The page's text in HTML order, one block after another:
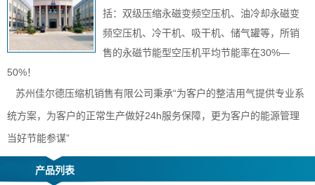
括：双级压缩永磁变频空压机、油冷却永磁变
频空压机、冷干机、吸干机、储气罐等，所销
售的永磁节能型空压机平均节能率在30%—
50%！
苏州佳尔德压缩机销售有限公司秉承“为客户的整洁用气提供专业系
统方案，为客户的正常生产做好24h服务保障，更为客户的能源管理
当好节能参谋”
产品列表